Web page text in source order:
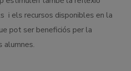
i els recursos disponibles en la
pot ser beneficiós per la
alumnes.